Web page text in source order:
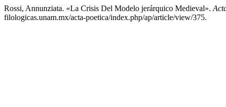
Rossi, Annunziata. «La Crisis Del Modelo jerárquico Medieval».
filologicas.unam.mx/acta-poetica/index.php/ap/article/view/375.